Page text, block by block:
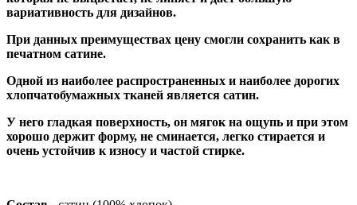
вариативность для дизайнов.
При данных преимуществах цену смогли сохранить как в
печатном сатине.
Одной из наиболее распространенных и наиболее дорогих
хлопчатобумажных тканей является сатин.
У него гладкая поверхность, он мягок на ощупь и при этом
хорошо держит форму, не сминается, легко стирается и
очень устойчив к износу и частой стирке.